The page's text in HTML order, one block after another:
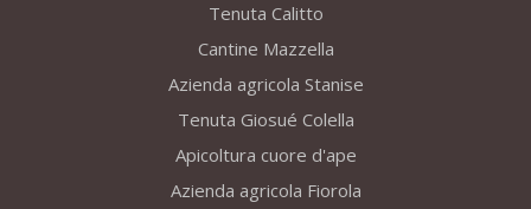
Tenuta Calitto
Cantine Mazzella
Azienda agricola Stanise
Tenuta Giosué Colella
Apicoltura cuore d'ape
Azienda agricola Fiorola